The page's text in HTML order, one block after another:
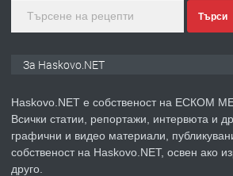
ПРЕДЛАГА СГЛОБЯВАНЕ НА
Търси
За Haskovo.NET
Haskovo.NET е собственост на ЕСКОМ
Всички статии, репортажи, интервюта и
графични и видео материали,
собственост на Haskovo.NET, освен ако
друго.